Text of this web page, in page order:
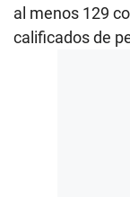
al menos 129
calificados de